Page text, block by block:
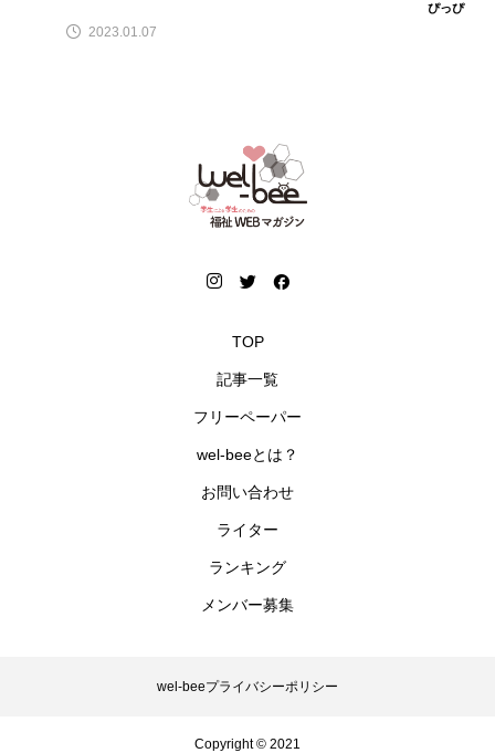
ぴっぴ
2023.01.07
TOP
記事一覧
フリーペーパー
wel-beeとは？
お問い合わせ
ライター
ランキング
メンバー募集
wel-beeプライバシーポリシー
Copyright © 2021